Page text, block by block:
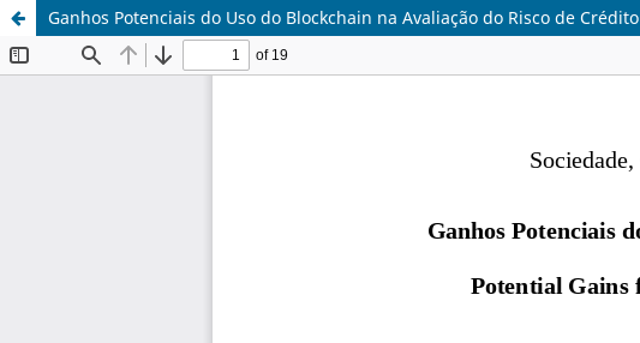
Ganhos Potenciais do Uso do Blockchain na Avaliação do Risco de Crédito